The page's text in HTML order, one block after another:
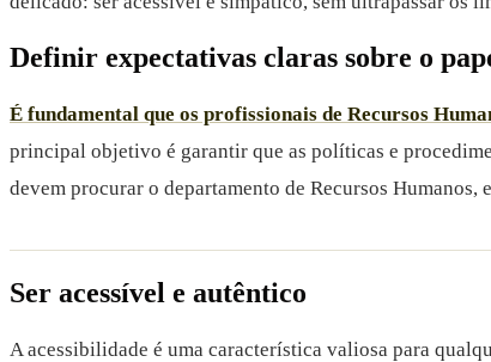
Definir expectativas claras sobre o
É fundamental que os profissionais de Recursos
principal objetivo é garantir que as políticas e
devem procurar o departamento de Recursos
Ser acessível e autêntico
A acessibilidade é uma característica valiosa para